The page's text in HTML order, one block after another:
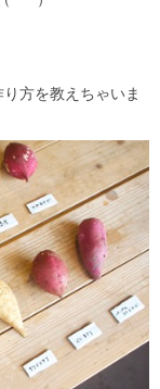
方を教えちゃいま